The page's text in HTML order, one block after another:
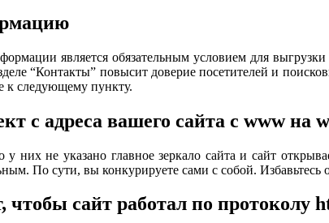
является обязательным условием для
“Контакты” повысит доверие посетителей и
к следующему пункту.
с адреса вашего сайта с www на
них не указано главное зеркало сайта и сайт
По сути, вы конкурируете сами с собой. Избавьтесь
сайт работал по протоколу